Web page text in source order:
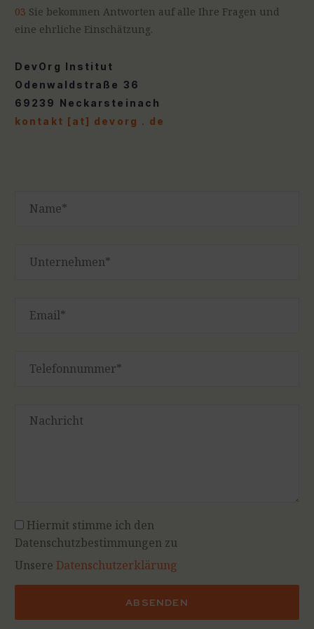
03 Sie bekommen Antworten auf alle Ihre Fragen und
eine ehrliche Einschätzung.
DevOrg Institut
Odenwaldstraße 36
69239 Neckarsteinach
kontakt [at] devorg . de
Hiermit stimme ich den
Datenschutzbestimmungen zu
Unsere Datenschutzerklärung